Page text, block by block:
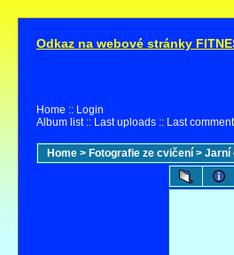
Odkaz na webové stránky
Home :: Login
Album list:: Last uploads :: Last
Home > Fotografie ze cvičení > Jarní